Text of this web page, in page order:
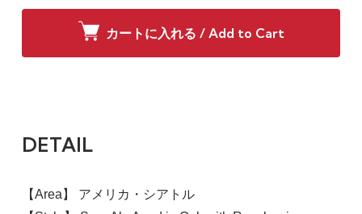
カートに入れる / Add to Cart
DETAIL
【Area】 アメリカ・シアトル